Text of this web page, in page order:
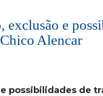
exclusão e
Alencar
possibilidades de